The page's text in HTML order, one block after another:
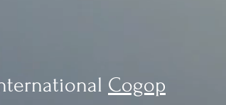
Cogop